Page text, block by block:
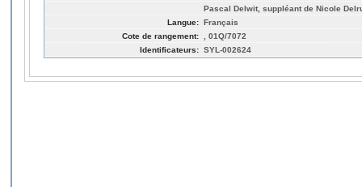
Pascal Delwit, suppléant de Nicole
Langue: Français
Cote de rangement:
, 01Q/7072
Identificateurs: SYL-002624